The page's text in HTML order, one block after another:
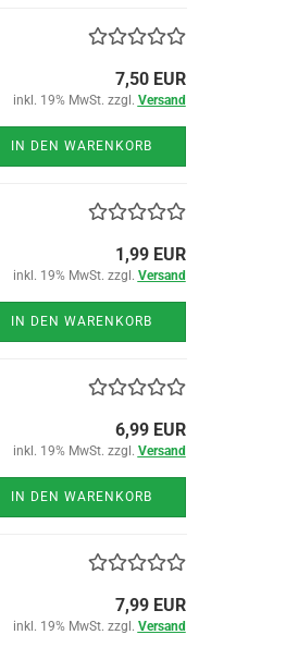
7,50 EUR
inkl. 19% MwSt. zzgl. Versand
IN DEN WARENKORB
1,99 EUR
inkl. 19% MwSt. zzgl. Versand
IN DEN WARENKORB
6,99 EUR
inkl. 19% MwSt. zzgl. Versand
IN DEN WARENKORB
7,99 EUR
inkl. 19% MwSt. zzgl. Versand